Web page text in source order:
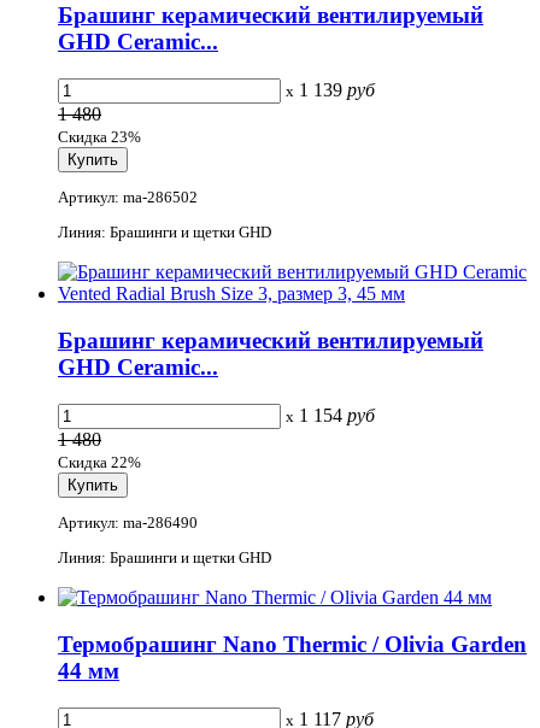
Брашинг керамический вентилируемый
GHD Ceramic...
x 1 139 руб
1 480
Скидка 23%
Артикул: ma-286502
Линия: Брашинги и щетки GHD
Брашинг керамический вентилируемый
GHD Ceramic...
x 1 154 руб
1 480
Скидка 22%
Артикул: ma-286490
Линия: Брашинги и щетки GHD
Термобрашинг Nano Thermic / Olivia Garden
44 мм
x 1 117 руб